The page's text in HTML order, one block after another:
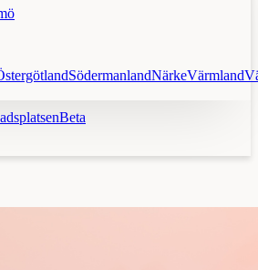
SödermanlandNärkeVärmland
Beta